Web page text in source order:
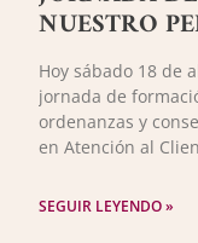
NUESTRO
Hoy sábado 18 de
jornada de
ordenanzas y
en Atención al
SEGUIR LEYENDO »